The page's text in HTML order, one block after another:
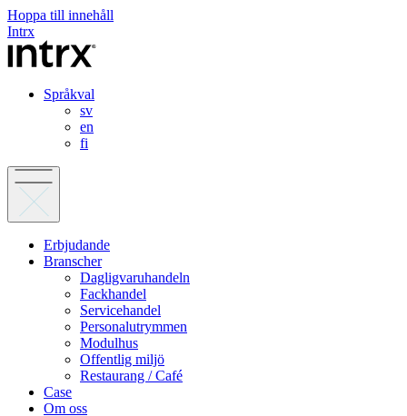
Hoppa till innehåll
Intrx
Språkval
sv
en
fi
Erbjudande
Branscher
Dagligvaruhandeln
Fackhandel
Servicehandel
Personalutrymmen
Modulhus
Offentlig miljö
Restaurang / Café
Case
Om oss